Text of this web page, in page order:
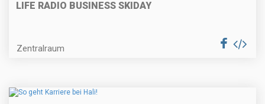
LIFE RADIO BUSINESS SKIDAY
Zentralraum